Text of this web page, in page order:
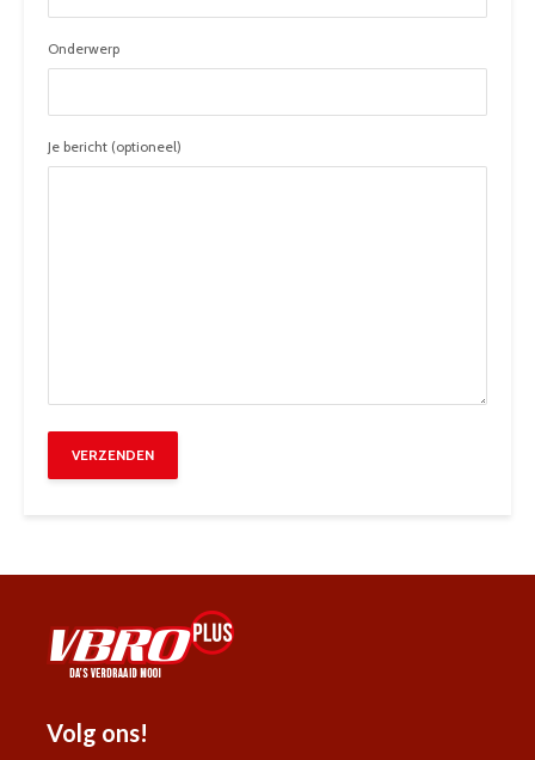
Onderwerp
Je bericht (optioneel)
Volg ons!